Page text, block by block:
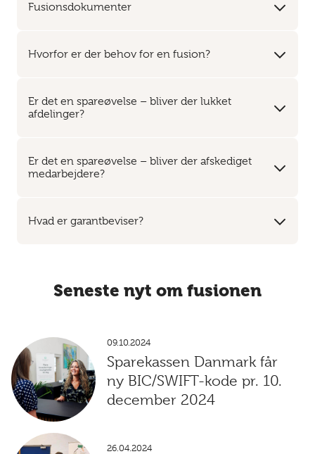
Fusionsdokumenter
Hvorfor er der behov for en fusion?
Er det en spareøvelse – bliver der lukket
afdelinger?
Er det en spareøvelse – bliver der afskediget
medarbejdere?
Hvad er garantbeviser?
Seneste nyt om fusionen
09.10.2024
Sparekassen Danmark får
ny BIC/SWIFT-kode pr. 10.
december 2024
26.04.2024